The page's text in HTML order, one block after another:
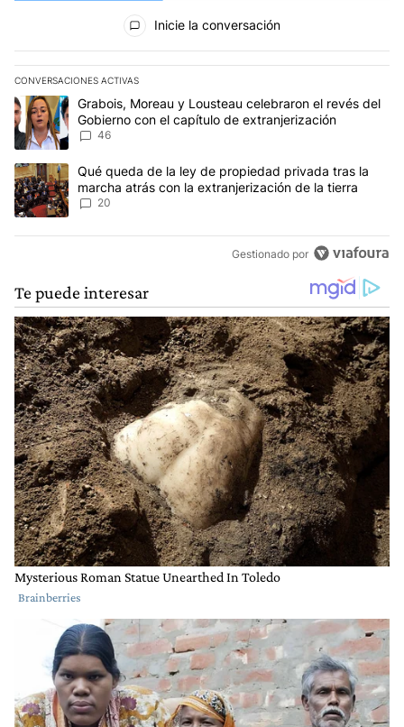
Todos los comentarios
Inicie la conversación
CONVERSACIONES ACTIVAS
Este listado muestra los artículos con más comentarios en los
Un artículo de tendencia con el título "Grabois, Moreau y
Grabois, Moreau y Lousteau celebraron el revés del
Gobierno con el capítulo de extranjerización
46
Un artículo de tendencia con el título "Qué queda de la ley de
Qué queda de la ley de propiedad privada tras la
marcha atrás con la extranjerización de la tierra
20
Gestionado por